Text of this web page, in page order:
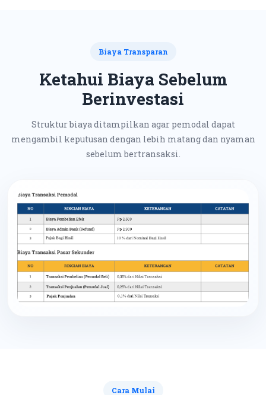
Biaya Transparan
Ketahui Biaya Sebelum
Berinvestasi
Struktur biaya ditampilkan agar pemodal dapat
mengambil keputusan dengan lebih matang dan nyaman
sebelum bertransaksi.
Cara Mulai